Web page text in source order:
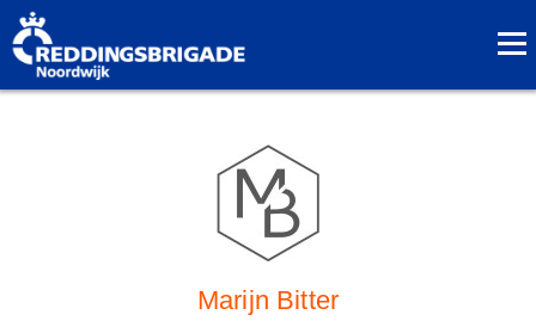
Marijn Bitter